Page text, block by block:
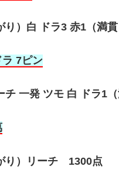
り）白 ドラ3 赤1（満
7ピン
チ 一発 ツモ 白 ドラ1
り）リーチ 1300点